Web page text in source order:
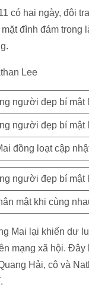
có hai ngày, đôi
đình đám trong
Lee
đồng loạt cập
mật khi cùng
Mai lại khiến dư
mạng xã hội.
Hải, cô và